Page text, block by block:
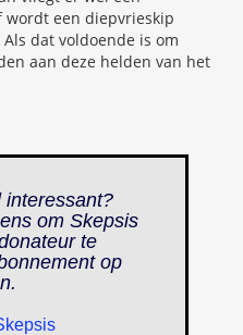
een diepvrieskip
dat voldoende is om
aan deze helden van het
interessant?
om Skepsis
te
op